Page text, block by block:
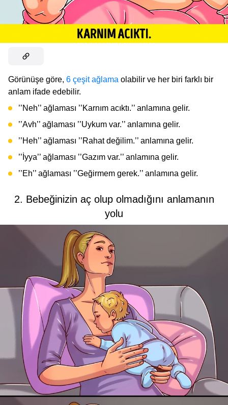
Görünüşe göre, 6 çeşit ağlama olabilir ve her biri farklı bir
anlam ifade edebilir.
’’Neh’’ ağlaması ’’Karnım acıktı.’’ anlamına gelir.
’’Avh’’ ağlaması ’’Uykum var.’’ anlamına gelir.
’’Heh’’ ağlaması ’’Rahat değilim.’’ anlamına gelir.
’’İyya’’ ağlaması ’’Gazım var.’’ anlamına gelir.
’’Eh’’ ağlaması ’’Geğirmem gerek.’’ anlamına gelir.
2. Bebeğinizin aç olup olmadığını anlamanın
yolu